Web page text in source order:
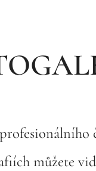
můžete